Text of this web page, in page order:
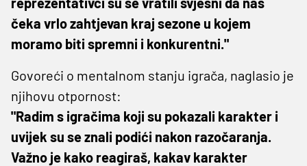
čeka vrlo zahtjevan kraj sezone u kojem
moramo biti spremni i konkurentni."
Govoreći o mentalnom stanju igrača, naglasio je
njihovu otpornost:
"Radim s igračima koji su pokazali karakter i
uvijek su se znali podići nakon razočaranja.
Važno je kako reagiraš, kakav karakter